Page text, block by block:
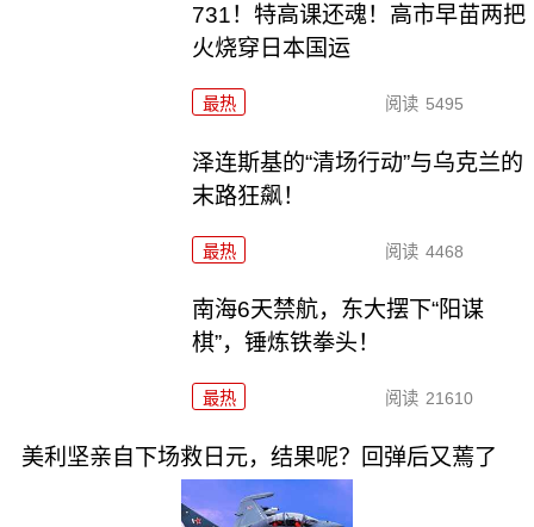
731！特高课还魂！高市早苗两把
火烧穿日本国运
最热 阅读 5495
泽连斯基的“清场行动”与乌克兰的
末路狂飙！
最热 阅读 4468
南海6天禁航，东大摆下“阳谋
棋”，锤炼铁拳头！
最热 阅读 21610
美利坚亲自下场救日元，结果呢？回弹后又蔫了